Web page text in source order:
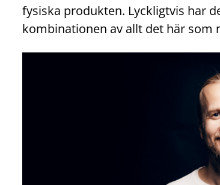
fysiska produkten. Lyckligtvis har
kombinationen av allt det här som